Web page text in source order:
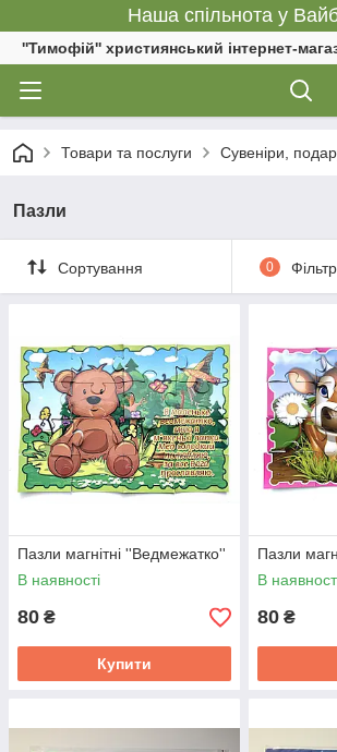
Наша спільнота у
''Тимофій'' християнський інтернет-
Товари та послуги Сувеніри,
Пазли
Сортування 0
Пазли магнітні ''Ведмежатко''
В наявності
80 ₴
Купити
Пазли
В
80 ₴